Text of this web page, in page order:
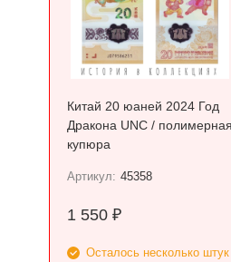
Китай 20 юаней 2024 Год
Дракона UNC / полимерная
купюра
Артикул: 45358
1 550 ₽
Осталось несколько штук